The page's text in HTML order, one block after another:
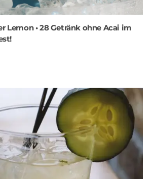
Lemon • 28 Getränk ohne Acai im